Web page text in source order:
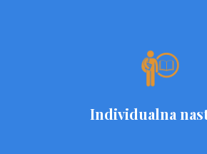
Individualna